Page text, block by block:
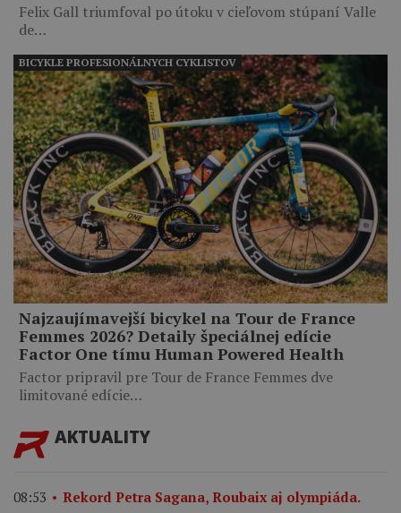
Felix Gall triumfoval po útoku v cieľovom stúpaní Valle
de…
Najzaujímavejší bicykel na Tour de France
Femmes 2026? Detaily špeciálnej edície
Factor One tímu Human Powered Health
Factor pripravil pre Tour de France Femmes dve
limitované edície…
BICYKLE PROFESIONÁLNYCH CYKLISTOV
AKTUALITY
08:53
Rekord Petra Sagana, Roubaix aj olympiáda.